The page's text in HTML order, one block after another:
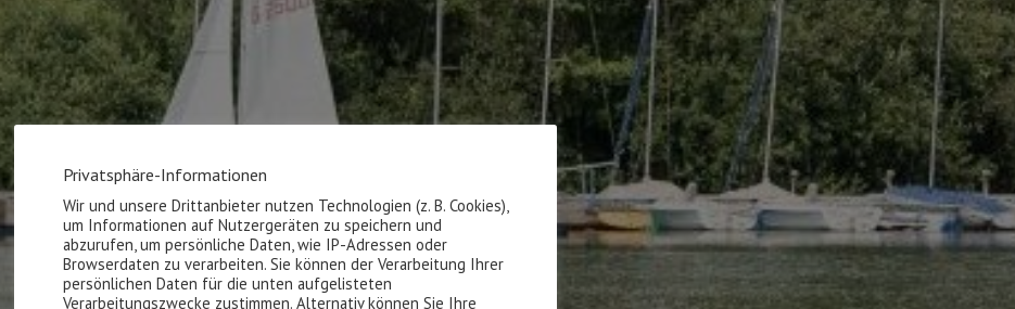
Privatsphäre-Informationen
Wir und unsere Drittanbieter nutzen Technologien (z. B. Cookies),
um Informationen auf Nutzergeräten zu speichern und
abzurufen, um persönliche Daten, wie IP-Adressen oder
Browserdaten zu verarbeiten. Sie können der Verarbeitung Ihrer
persönlichen Daten für die unten aufgelisteten
Verarbeitungszwecke zustimmen. Alternativ können Sie Ihre